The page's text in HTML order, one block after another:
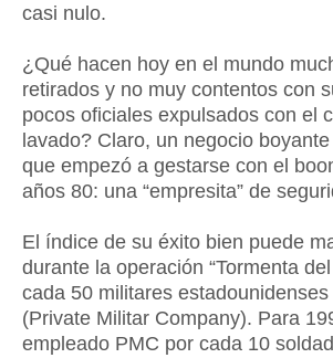
casi nulo.
¿Qué hacen hoy en el mundo
retirados y no muy contentos con
pocos oficiales expulsados con el
lavado? Claro, un negocio
que empezó a gestarse con el
años 80: una “empresita” de
El índice de su éxito bien puede
durante la operación “Tormenta
cada 50 militares
(Private Militar Company). Para
empleado PMC por cada 10